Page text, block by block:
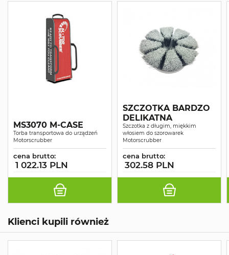
MS3070 M-CASE
Torba transportowa do urządzeń
Motorscrubber
cena brutto:
1 022.13 PLN
SZCZOTKA BARDZO
DELIKATNA
Szczotka z długim, miękkim
włosiem do szorowarek
Motorscrubber
cena brutto:
302.58 PLN
Klienci kupili również